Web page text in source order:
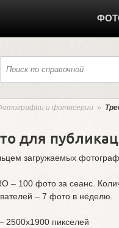
и фотосерии »
для
загружаемых
– 100 фото за сеанс.
– 7 фото в неделю.
2500х1900 пикселей